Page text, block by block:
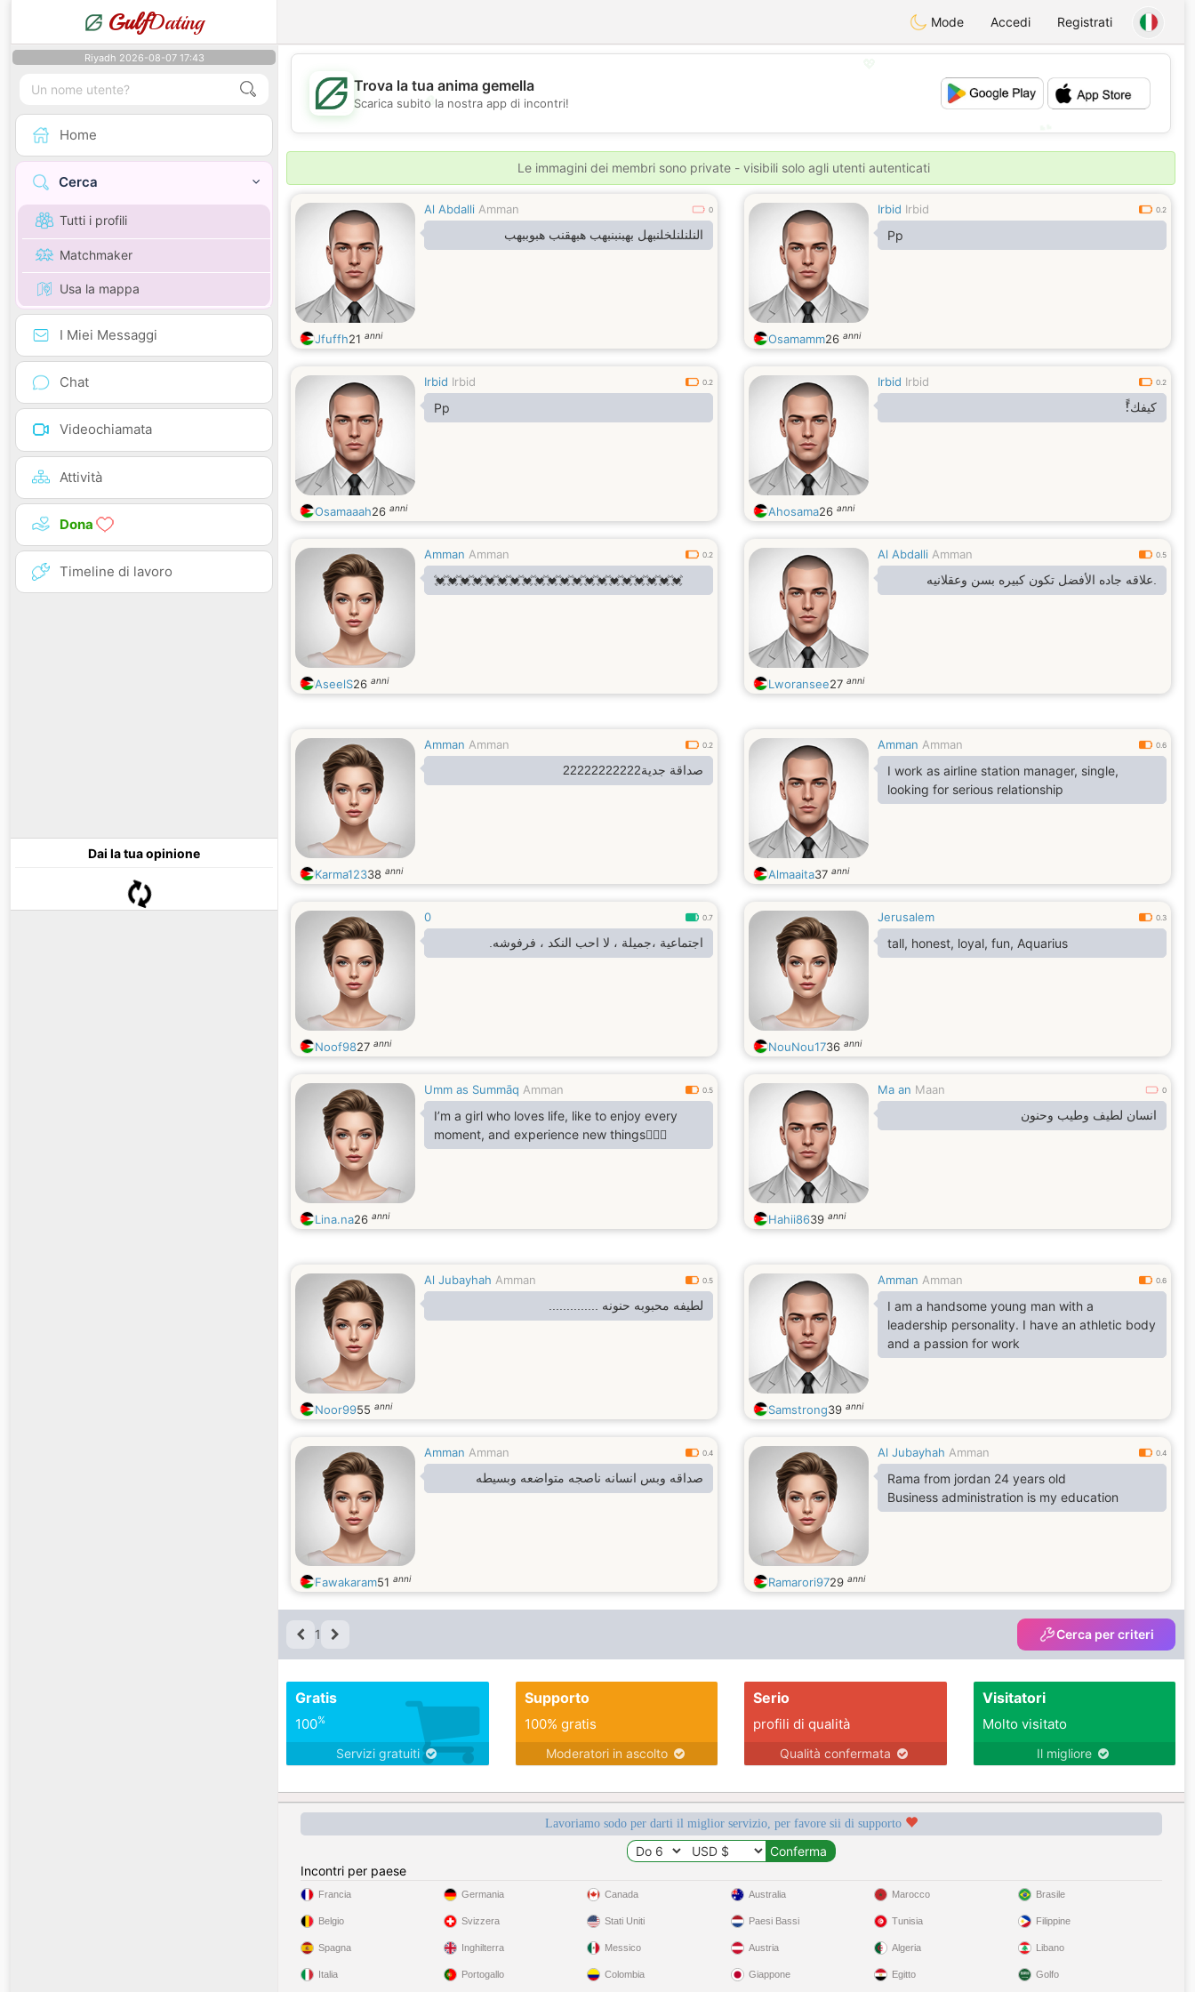
GulfDating Mode Accedi Registrati
Riyadh 2026-08-07 17:43
Home
Cerca
Tutti i profili
Matchmaker
Usa la mappa
I Miei Messaggi
Chat
Videochiamata
Attività
Dona
Timeline di lavoro
Dai la tua opinione
💖
💕
Trova la tua anima gemella
Scarica subito la nostra app di incontri!
Le immagini dei membri sono private - visibili solo agli utenti autenticati
Al Abdalli Amman 0
النلنلنلخلنبهل بهبنبنبهب هبهقنب هبوببهب
Jfuffh21 anni
Irbid Irbid 0.2
Pp
Osamamm26 anni
Irbid Irbid 0.2
Pp
Osamaaah26 anni
Irbid Irbid 0.2
كيفك!ًً
Ahosama26 anni
Amman Amman 0.2
💓💓💓💓💓💓💓💓💓💓💓💓💓💓💓💓💓💓💓💓
AseelS26 anni
Al Abdalli Amman 0.5
.علاقه جاده الأفضل تكون كبيره بسن وعقلانيه
Lworansee27 anni
Amman Amman 0.2
صداقة جدية22222222222
Karma12338 anni
Amman Amman 0.6
I work as airline station manager, single,
looking for serious relationship
Almaaita37 anni
0 0.7
اجتماعية ،جميلة ، لا احب النكد ، فرفوشه.
Noof9827 anni
Jerusalem 0.3
tall, honest, loyal, fun, Aquarius
NouNou1736 anni
Umm as Summāq Amman 0.5
I’m a girl who loves life, like to enjoy every
moment, and experience new things🙆🏻‍♀️
Lina.na26 anni
Ma an Maan 0
انسان لطيف وطيب وحنون
Hahii8639 anni
Al Jubayhah Amman 0.5
لطيفه محبوبه حنونه ..............
Noor9955 anni
Amman Amman 0.6
I am a handsome young man with a
leadership personality. I have an athletic body
and a passion for work
Samstrong39 anni
Amman Amman 0.4
صداقه وبس انسانه ناصجه متواضعه وبسيطه
Fawakaram51 anni
Al Jubayhah Amman 0.4
Rama from jordan 24 years old
Business administration is my education
Ramarori9729 anni
1 Cerca per criteri
Gratis
100%
Servizi gratuiti
Supporto
100% gratis
Moderatori in ascolto
Serio
profili di qualità
Qualità confermata
Visitatori
Molto visitato
Il migliore
Lavoriamo sodo per darti il miglior servizio, per favore sii di supporto
Incontri per paese
Francia
Belgio
Spagna
Italia
Germania
Svizzera
Inghilterra
Portogallo
Canada
Stati Uniti
Messico
Colombia
Australia
Paesi Bassi
Austria
Giappone
Marocco
Tunisia
Algeria
Egitto
Brasile
Filippine
Libano
Golfo